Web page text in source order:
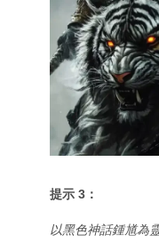
提示 3：
以黑色神話鍾馗為